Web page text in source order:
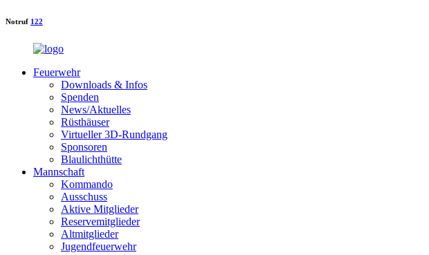
Notruf 122
Feuerwehr
Downloads & Infos
Spenden
News/Aktuelles
Rüsthäuser
Virtueller 3D-Rundgang
Sponsoren
Blaulichthütte
Mannschaft
Kommando
Ausschuss
Aktive Mitglieder
Reservemitglieder
Altmitglieder
Jugendfeuerwehr